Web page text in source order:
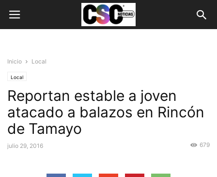
Inicio Local
Local
Reportan estable a joven
atacado a balazos en Rincón
de Tamayo
julio 29, 2016 679